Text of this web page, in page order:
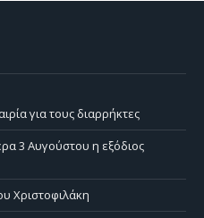
για τους διαρρήκτες
3 Αυγούστου η εξόδιος
Χριστοφιλάκη